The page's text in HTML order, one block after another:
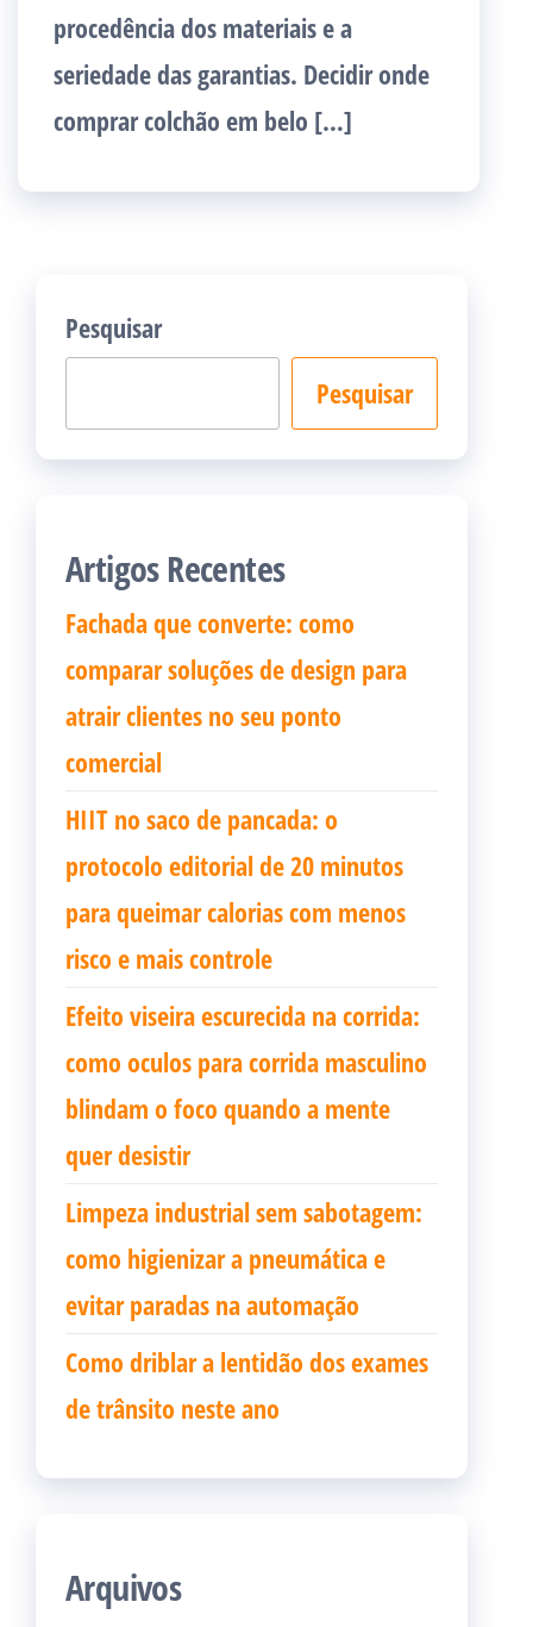
procedência dos materiais e a
seriedade das garantias. Decidir onde
comprar colchão em belo […]
Pesquisar
Pesquisar
Artigos Recentes
Fachada que converte: como
comparar soluções de design para
atrair clientes no seu ponto
comercial
HIIT no saco de pancada: o
protocolo editorial de 20 minutos
para queimar calorias com menos
risco e mais controle
Efeito viseira escurecida na corrida:
como oculos para corrida masculino
blindam o foco quando a mente
quer desistir
Limpeza industrial sem sabotagem:
como higienizar a pneumática e
evitar paradas na automação
Como driblar a lentidão dos exames
de trânsito neste ano
Arquivos